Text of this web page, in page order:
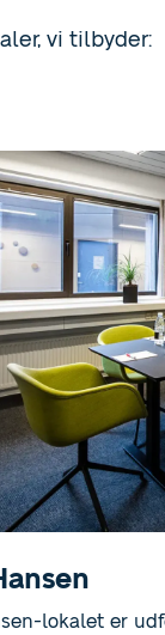
vi tilbyder:
lokalet er